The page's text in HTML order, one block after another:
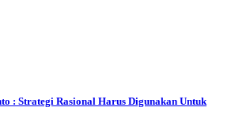
: Strategi Rasional Harus Digunakan Untuk